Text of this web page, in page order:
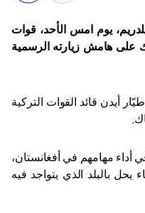
يوم امس الأحد، قوات
على هامش زيارته الرسمية
أيدن قائد القوات التركية
أداء مهامهم في أفغانستان،
يحل بالبلد الذي يتواجد فيه